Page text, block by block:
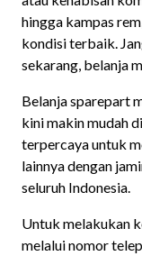
hingga kampas
kondisi terbaik.
sekarang, belanja
Belanja sparepart
kini makin mudah di
terpercaya untuk
lainnya dengan
seluruh Indonesia.
Untuk melakukan
melalui nomor